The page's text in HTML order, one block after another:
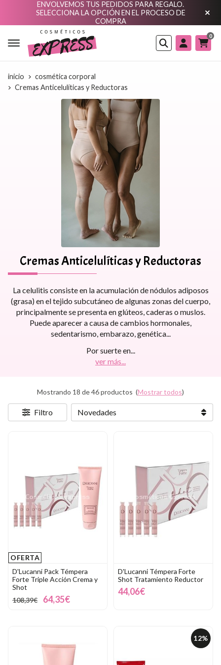
ENVOLVEMOS TUS PEDIDOS PARA REGALO.
SELECCIONA LA OPCIÓN EN EL PROCESO DE
COMPRA
Buscar
0
inicio
cosmética corporal
Cremas Anticelulíticas y Reductoras
Cremas Anticelulíticas y Reductoras
La celulitis consiste en la acumulación de nódulos adiposos
(grasa) en el tejido subcutáneo de algunas zonas del cuerpo,
principalmente se presenta en glúteos, caderas o muslos.
Puede aparecer a causa de cambios hormonales,
sedentarismo, embarazo, genética...
Por suerte en...
ver más...
Mostrando 18 de 46 productos (Mostrar todos)
Filtro
OFERTA
D'Lucanni Pack Témpera
Forte Triple Acción Crema y
Shot
108,39€
64,35€
D'Lucanni Témpera Forte
Shot Tratamiento Reductor
44,06€
12%